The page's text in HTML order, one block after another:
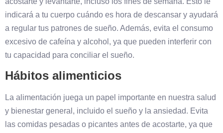
indicará a tu cuerpo cuándo es hora de descansar y ayudará
a regular tus patrones de sueño. Además, evita el consumo
excesivo de cafeína y alcohol, ya que pueden interferir con
tu capacidad para conciliar el sueño.
Hábitos alimenticios
La alimentación juega un papel importante en nuestra salud
y bienestar general, incluido el sueño y la ansiedad. Evita
las comidas pesadas o picantes antes de acostarte, ya que